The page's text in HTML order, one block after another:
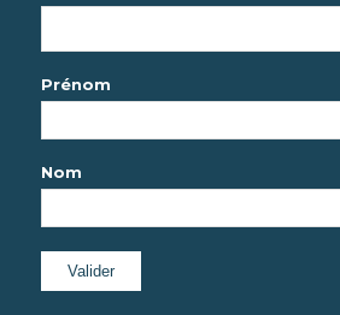
Prénom
Nom